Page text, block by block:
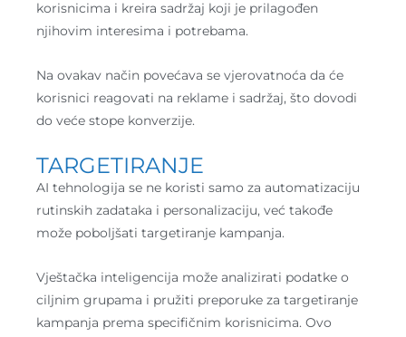
korisnicima i kreira sadržaj koji je prilagođen
njihovim interesima i potrebama.
Na ovakav način povećava se vjerovatnoća da će
korisnici reagovati na reklame i sadržaj, što dovodi
do veće stope konverzije.
TARGETIRANJE
AI tehnologija se ne koristi samo za automatizaciju
rutinskih zadataka i personalizaciju, već takođe
može poboljšati targetiranje kampanja.
Vještačka inteligencija može analizirati podatke o
ciljnim grupama i pružiti preporuke za targetiranje
kampanja prema specifičnim korisnicima. Ovo